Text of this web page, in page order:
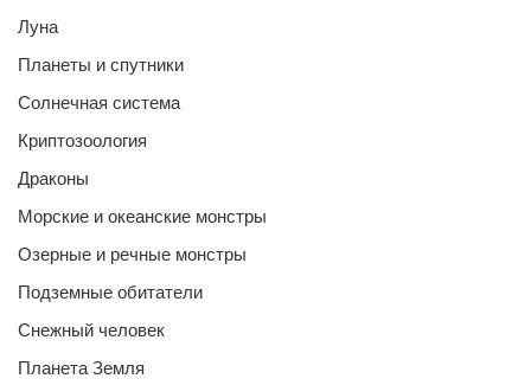
Луна
Планеты и спутники
Солнечная система
Криптозоология
Драконы
Морские и океанские монстры
Озерные и речные монстры
Подземные обитатели
Снежный человек
Планета Земля